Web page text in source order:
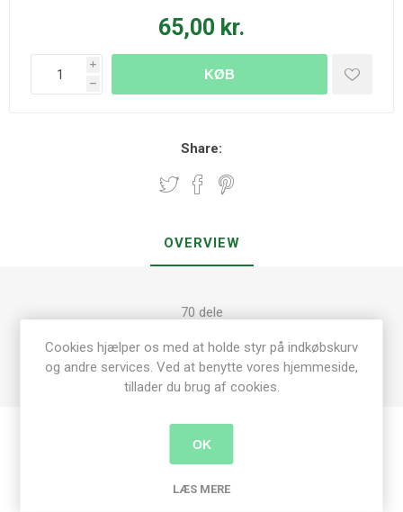
65,00 kr.
i
h
KØB
Share:
OVERVIEW
70 dele
Produkt tags
Cookies hjælper os med at holde styr på indkøbskurv
og andre services. Ved at benytte vores hjemmeside,
tillader du brug af cookies.
OK
LÆS MERE